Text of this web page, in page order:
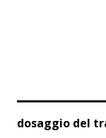
dosaggio del